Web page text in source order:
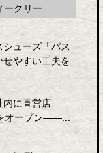
ークリー
ューズ「パス
やすい工夫を
内に直営店
オープン――...